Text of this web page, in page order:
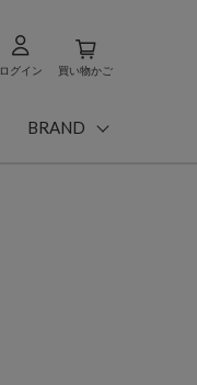
ログイン 買い物かご
BRAND